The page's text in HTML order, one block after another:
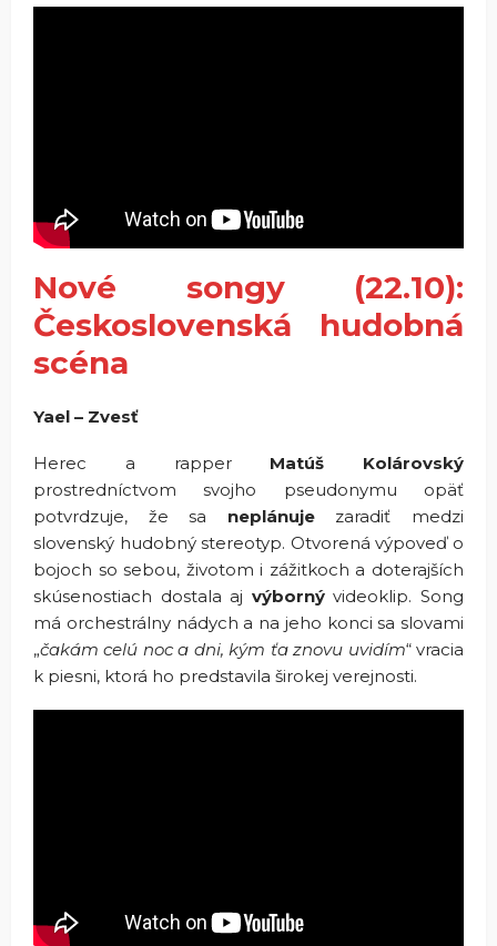
Nové songy (22.10):
Československá hudobná
scéna
Yael – Zvesť
Herec a rapperMatúš Kolárovský
prostredníctvom svojho pseudonymu opäť
potvrdzuje, že sa neplánujezaradiť medzi
slovenský hudobný stereotyp. Otvorená výpoveď o
bojoch so sebou, životom i zážitkoch a doterajších
skúsenostiach dostala aj výbornývideoklip. Song
má orchestrálny nádych a na jeho konci sa slovami
„čakám celú noc a dni, kým ťa znovu uvidím“ vracia
k piesni, ktorá ho predstavila širokej verejnosti.